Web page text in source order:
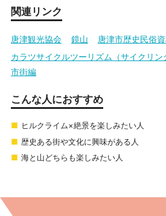
関連リンク
唐津観光協会 鏡山
唐津市歴史民俗
カラツサイクルツーリズム（サイクリ
市街編
こんな人におすすめ
ヒルクライム×絶景を楽しみたい人
歴史ある街や文化に興味がある人
海と山どちらも楽しみたい人